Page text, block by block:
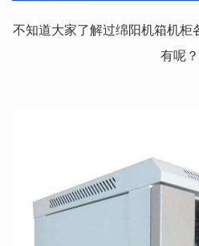
不知道大家了解过绵阳机箱机柜
有呢？